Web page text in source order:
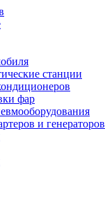
станции
фар
и генераторов